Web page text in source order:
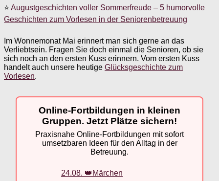
⭐ Augustgeschichten voller Sommerfreude – 5 humorvolle
Geschichten zum Vorlesen in der Seniorenbetreuung
Im Wonnemonat Mai erinnert man sich gerne an das
Verliebtsein. Fragen Sie doch einmal die Senioren, ob sie
sich noch an den ersten Kuss erinnern. Vom ersten Kuss
handelt auch unsere heutige Glücksgeschichte zum
Vorlesen.
Online-Fortbildungen in kleinen
Gruppen. Jetzt Plätze sichern!
Praxisnahe Online-Fortbildungen mit sofort
umsetzbaren Ideen für den Alltag in der
Betreuung.
24.08. 👑Märchen